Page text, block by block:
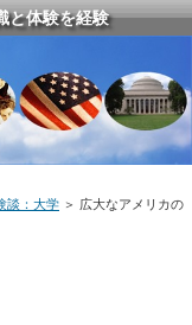
と体験を経験
談：大学 ＞ 広大なアメリカの